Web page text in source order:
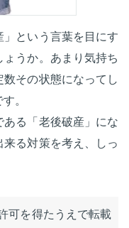
という言葉を目にす
うか。あまり気持ち
その状態になってし
。
ある「老後破産」にな
る対策を考え、しっ
可を得たうえで転載